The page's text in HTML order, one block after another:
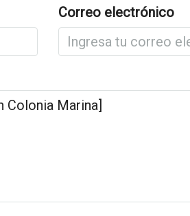
Correo electrónico